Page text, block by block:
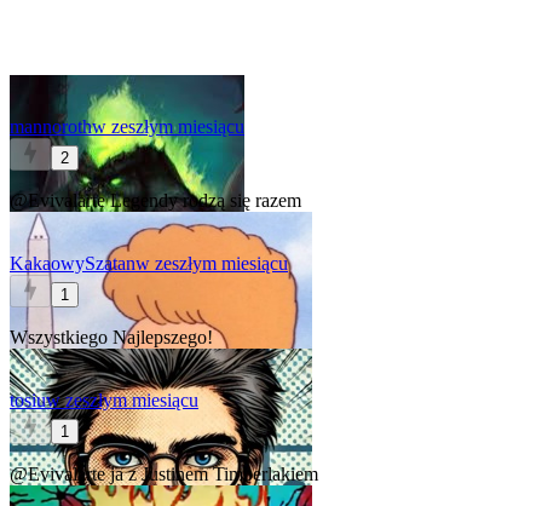
mannorothw zeszłym miesiącu
2
@EvivalarteLegendy rodzą się razem
KakaowySzatanw zeszłym miesiącu
1
Wszystkiego Najlepszego!
tosiuw zeszłym miesiącu
1
@Evivalarteja z Justinem Timberlakiem